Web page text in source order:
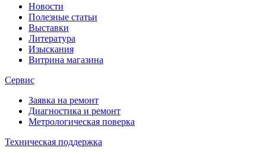
Новости
Полезные статьи
Выставки
Литература
Изыскания
Витрина магазина
Сервис
Заявка на ремонт
Диагностика и ремонт
Метрологическая поверка
Техническая поддержка